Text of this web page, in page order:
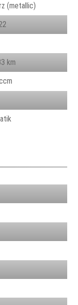
(metallic)
km